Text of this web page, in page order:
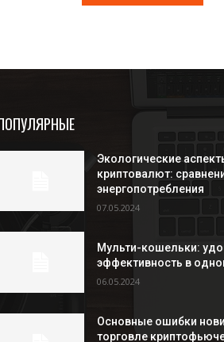
Экологические
криптовалют:
энергопотребления
07.05.2024
Мульти-кошельки:
эффективность в
06.05.2024
Основные ошибки
торговле